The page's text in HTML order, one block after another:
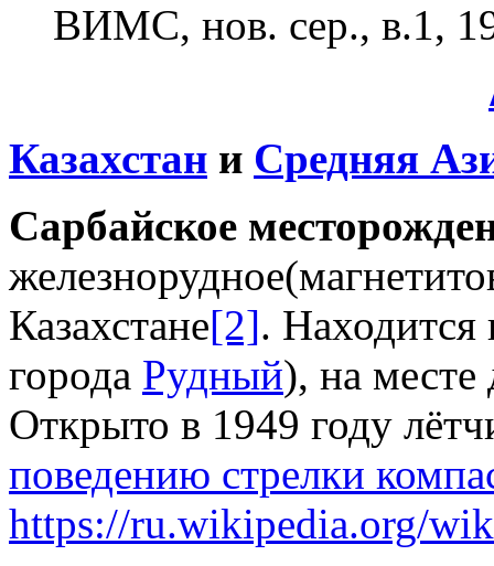
ВИМС, нов. сер., в.1,
Казахстан и Средняя
Сарбайское
Казахстане[2].
города Рудный), на
Открыто в 1949 году
поведению стрелки
https://ru.wikipedia.org/